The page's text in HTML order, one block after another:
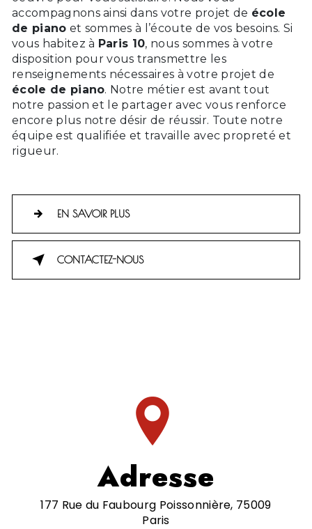
accompagnons ainsi dans votre projet de école
de piano et sommes à l’écoute de vos besoins. Si
vous habitez à Paris 10, nous sommes à votre
disposition pour vous transmettre les
renseignements nécessaires à votre projet de
école de piano. Notre métier est avant tout
notre passion et le partager avec vous renforce
encore plus notre désir de réussir. Toute notre
équipe est qualifiée et travaille avec propreté et
rigueur.
EN SAVOIR PLUS
CONTACTEZ-NOUS
Adresse
177 Rue du Faubourg Poissonnière, 75009
Paris